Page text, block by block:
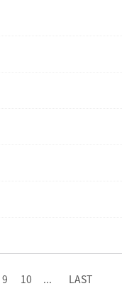
9 10 ... LAST